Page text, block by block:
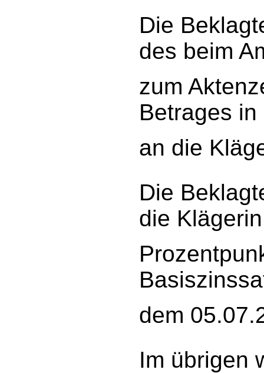
Die
des beim
zum
Betrages
an die
Die
die
dem
Im übrigen